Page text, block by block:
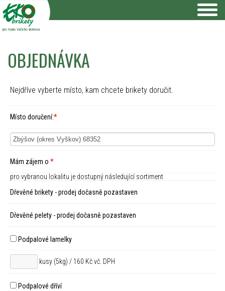
pro teplo Vašeho domova
OBJEDNÁVKA
Nejdříve vyberte místo, kam chcete brikety doručit.
Místo doručení:*
Mám zájem o *
pro vybranou lokalitu je dostupný následující sortiment
Dřevěné brikety - prodej dočasně pozastaven
Dřevěné pelety - prodej dočasně pozastaven
Podpalové lamelky
kusy (5kg) / 160 Kč vč. DPH
Podpalové dříví